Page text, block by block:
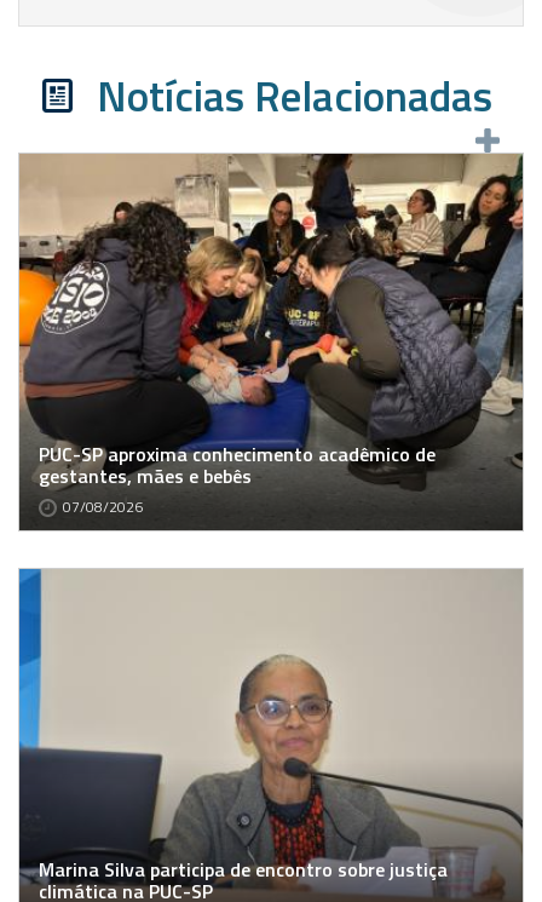
Notícias Relacionadas
PUC-SP aproxima conhecimento acadêmico de
gestantes, mães e bebês
07/08/2026
Marina Silva participa de encontro sobre justiça
climática na PUC-SP